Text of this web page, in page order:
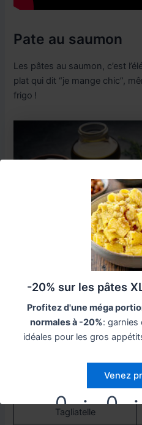
-20% sur les pâtes
Profitez d'une méga
normales à -20%: garnies
idéales pour les gros
Venez
0
DAYS
0
Pate au saumon
Les pâtes au saumon, c’est
plat qui dit “je mange chic”,
frigo !
Ingrédients
Tagliatelle